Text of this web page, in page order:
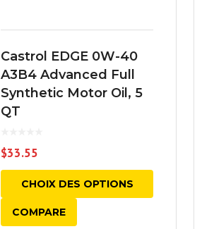
Castrol EDGE 0W-40
A3B4 Advanced Full
Synthetic Motor Oil, 5
QT
$33.55
CHOIX DES OPTIONS
COMPARE